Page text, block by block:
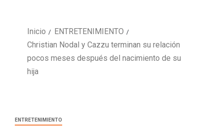
Inicio
ENTRETENIMIENTO
Christian Nodal y Cazzu terminan su relación
pocos meses después del nacimiento de su
hija
ENTRETENIMIENTO